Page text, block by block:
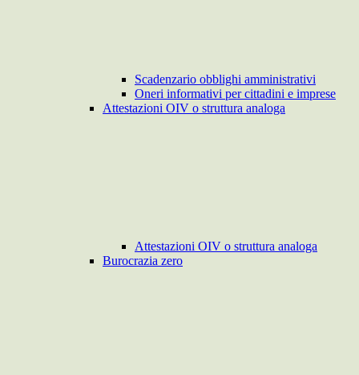
Scadenzario obblighi amministrativi
Oneri informativi per cittadini e imprese
Attestazioni OIV o struttura analoga
Attestazioni OIV o struttura analoga
Burocrazia zero